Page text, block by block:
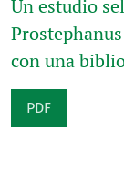
Un estudio
con una
PDF